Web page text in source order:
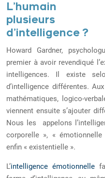
L’humain
plusieurs
d’intelligence ?
Howard Gardner,
premier à avoir revendiqué
intelligences. Il existe
d’intelligence différentes.
mathématiques, logico-
viennent ensuite s’ajouter
Nous les appelons
corporelle », «
enfin « existentielle ».
L’intelligence émotionnelle